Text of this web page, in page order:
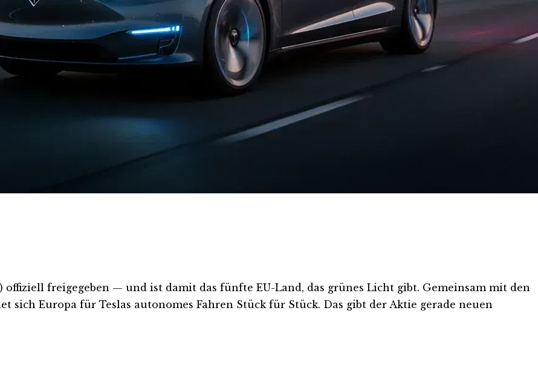
freigegeben — und ist damit das fünfte EU-Land, das grünes Licht gibt. Gemeinsam mit den
sich Europa für Teslas autonomes Fahren Stück für Stück. Das gibt der Aktie gerade neuen